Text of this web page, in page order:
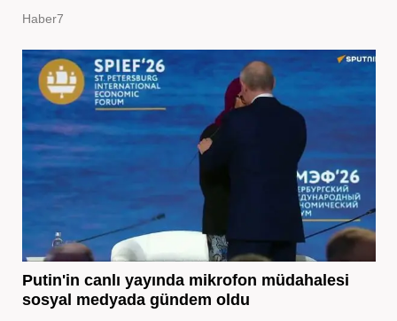
Haber7
Putin'in canlı yayında mikrofon müdahalesi
sosyal medyada gündem oldu